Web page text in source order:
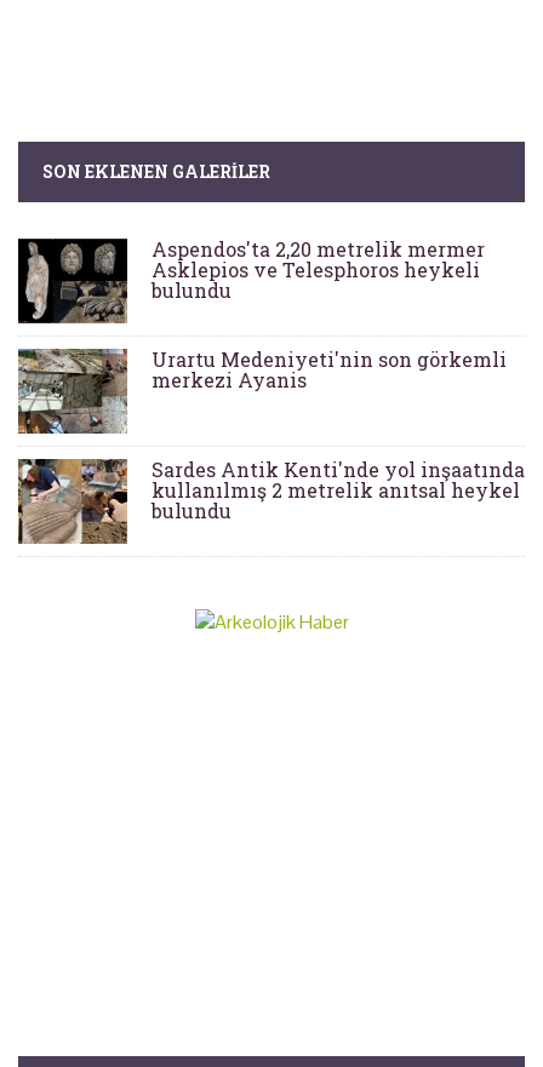
SON EKLENEN GALERILER
Aspendos'ta 2,20 metrelik mermer
Asklepios ve Telesphoros heykeli
bulundu
Urartu Medeniyeti'nin son görkemli
merkezi Ayanis
Sardes Antik Kenti'nde yol inşaatında
kullanılmış 2 metrelik anıtsal heykel
bulundu